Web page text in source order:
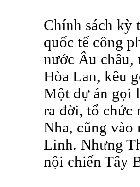
Chính sách kỳ
quốc tế công
nước Âu châu,
Hòa Lan, kêu
Một dự án gọi
ra đời, tổ chức
Nha, cũng vào
Linh. Nhưng
nội chiến Tây